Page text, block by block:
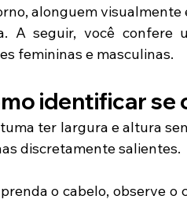
alonguem
A seguir, você confere
femininas e masculinas.
identificar se
ter largura e altura
discretamente salientes.
o cabelo, observe o